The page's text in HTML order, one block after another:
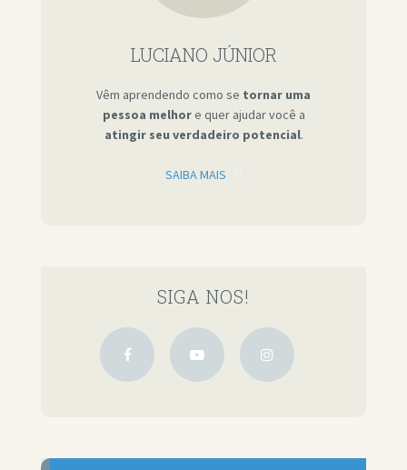
LUCIANO JÚNIOR
Vêm aprendendo como se tornar uma
pessoa melhore quer ajudar você a
atingir seu verdadeiro potencial.
SAIBA MAIS
SIGA NOS!